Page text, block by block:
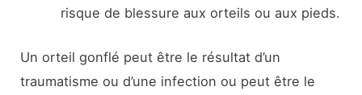
risque de blessure aux orteils ou aux pieds.
Un orteil gonflé peut être le résultat d’un
traumatisme ou d’une infection ou peut être le